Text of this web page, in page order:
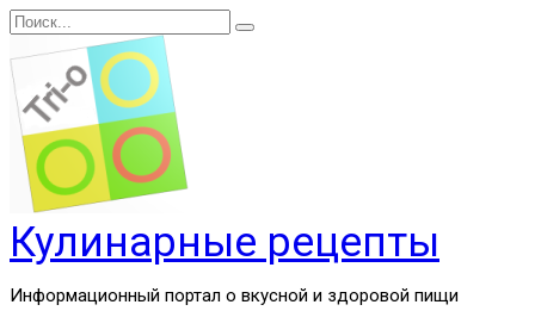
Перейти
к
содержанию
Search
for:
Кулинарные рецепты
Информационный портал о вкусной и здоровой пищи